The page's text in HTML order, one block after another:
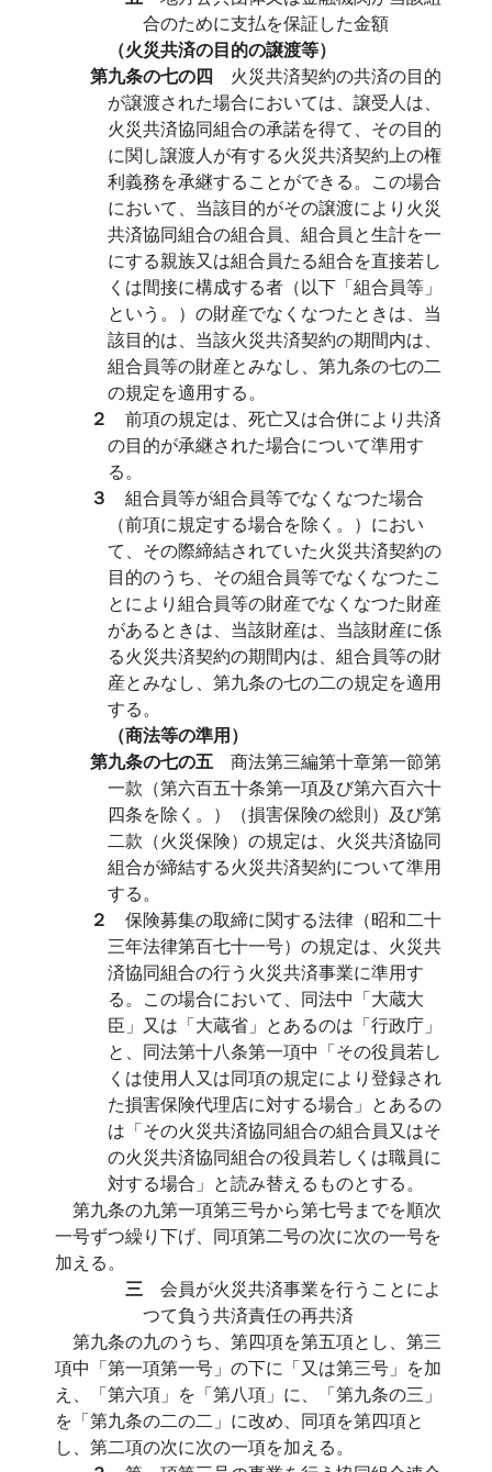
合のために支払を保証した金額
（火災共済の目的の譲渡等）
第九条の七の四 火災共済契約の共済の目的
が譲渡された場合においては、譲受人は、
火災共済協同組合の承諾を得て、その目的
に関し譲渡人が有する火災共済契約上の権
利義務を承継することができる。この場合
において、当該目的がその譲渡により火災
共済協同組合の組合員、組合員と生計を一
にする親族又は組合員たる組合を直接若し
くは間接に構成する者（以下「組合員等」
という。）の財産でなくなつたときは、当
該目的は、当該火災共済契約の期間内は、
組合員等の財産とみなし、第九条の七の二
の規定を適用する。
２ 前項の規定は、死亡又は合併により共済
の目的が承継された場合について準用す
る。
３ 組合員等が組合員等でなくなつた場合
（前項に規定する場合を除く。）におい
て、その際締結されていた火災共済契約の
目的のうち、その組合員等でなくなつたこ
とにより組合員等の財産でなくなつた財産
があるときは、当該財産は、当該財産に係
る火災共済契約の期間内は、組合員等の財
産とみなし、第九条の七の二の規定を適用
する。
（商法等の準用）
第九条の七の五 商法第三編第十章第一節第
一款（第六百五十条第一項及び第六百六十
四条を除く。）（損害保険の総則）及び第
二款（火災保険）の規定は、火災共済協同
組合が締結する火災共済契約について準用
する。
２ 保険募集の取締に関する法律（昭和二十
三年法律第百七十一号）の規定は、火災共
済協同組合の行う火災共済事業に準用す
る。この場合において、同法中「大蔵大
臣」又は「大蔵省」とあるのは「行政庁」
と、同法第十八条第一項中「その役員若し
くは使用人又は同項の規定により登録され
た損害保険代理店に対する場合」とあるの
は「その火災共済協同組合の組合員又はそ
の火災共済協同組合の役員若しくは職員に
対する場合」と読み替えるものとする。
第九条の九第一項第三号から第七号までを順次
一号ずつ繰り下げ、同項第二号の次に次の一号を
加える。
三 会員が火災共済事業を行うことによ
つて負う共済責任の再共済
第九条の九のうち、第四項を第五項とし、第三
項中「第一項第一号」の下に「又は第三号」を加
え、「第六項」を「第八項」に、「第九条の三」
を「第九条の二の二」に改め、同項を第四項と
し、第二項の次に次の一項を加える。